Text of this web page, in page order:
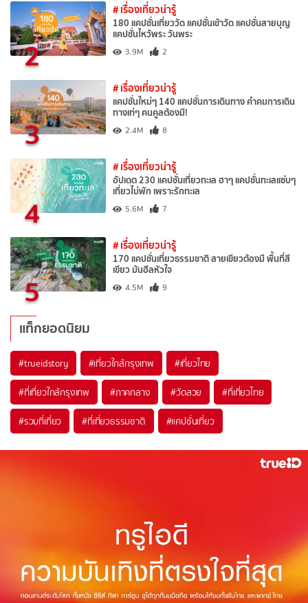
2
# เรื่องเที่ยวน่ารู้
180 แคปชั่นเที่ยววัด แคปชั่นเข้าวัด แคปชั่นสายบุญ
แคปชั่นไหว้พระ วันพระ
3.9M 2
3
# เรื่องเที่ยวน่ารู้
แคปชั่นใหม่ๆ 140 แคปชั่นการเดินทาง คำคมการเดิน
ทางเท่ๆ คนคูลต้องมี!
2.4M 8
4
# เรื่องเที่ยวน่ารู้
อัปเดต 230 แคปชั่นเที่ยวทะเล ฮาๆ แคปชั่นทะเลแซ่บๆ
เที่ยวไม่พัก เพราะรักทะเล
5.6M 7
5
# เรื่องเที่ยวน่ารู้
170 แคปชั่นเที่ยวธรรมชาติ สายเขียวต้องมี พื้นที่สี
เขียว มันฮีลหัวใจ
4.5M 9
แท็กยอดนิยม
#trueidstory #เที่ยวใกล้กรุงเทพ #เที่ยวไทย
#ที่เที่ยวใกล้กรุงเทพ #ภาคกลาง #วัดสวย #ที่เที่ยวไทย
#รวมที่เที่ยว #ที่เที่ยวธรรมชาติ #แคปชั่นเที่ยว